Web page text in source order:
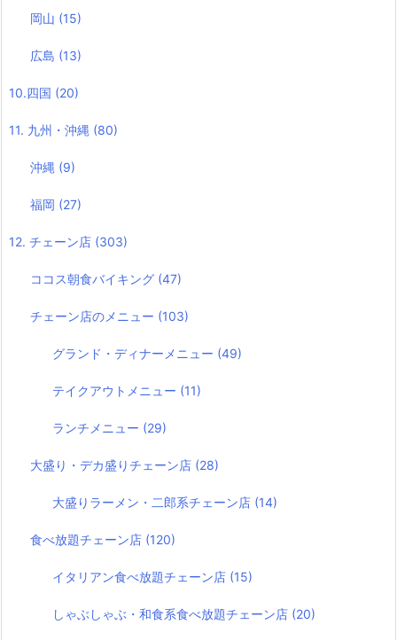
岡山 (15)
広島 (13)
10.四国 (20)
11. 九州・沖縄 (80)
沖縄 (9)
福岡 (27)
12. チェーン店 (303)
ココス朝食バイキング (47)
チェーン店のメニュー (103)
グランド・ディナーメニュー (49)
テイクアウトメニュー (11)
ランチメニュー (29)
大盛り・デカ盛りチェーン店 (28)
大盛りラーメン・二郎系チェーン店 (14)
食べ放題チェーン店 (120)
イタリアン食べ放題チェーン店 (15)
しゃぶしゃぶ・和食系食べ放題チェーン店 (20)